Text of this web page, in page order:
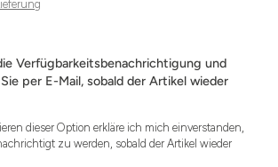
Verfügbarkeitsbenachrichtigung und
per E-Mail, sobald der Artikel wieder
dieser Option erkläre ich mich einverstanden,
zu werden, sobald der Artikel wieder